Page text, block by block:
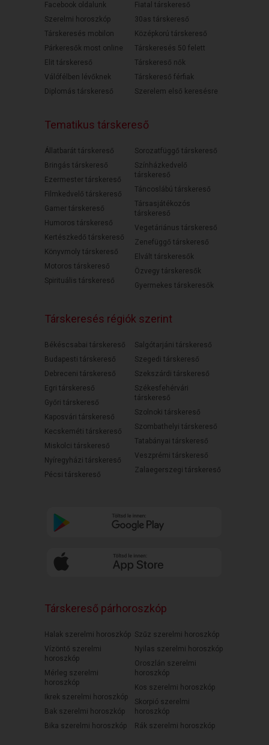
Facebook oldalunk
Szerelmi horoszkóp
Társkeresés mobilon
Párkeresők most online
Elit társkereső
Válófélben lévőknek
Diplomás társkereső
Fiatal társkereső
30as társkereső
Középkorú társkereső
Társkeresés 50 felett
Társkereső nők
Társkereső férfiak
Szerelem első keresésre
Tematikus társkereső
Állatbarát társkereső
Bringás társkereső
Ezermester társkereső
Filmkedvelő társkereső
Gamer társkereső
Humoros társkereső
Kertészkedő társkereső
Könyvmoly társkereső
Motoros társkereső
Spirituális társkereső
Sorozatfüggő társkereső
Színházkedvelő
társkereső
Táncoslábú társkereső
Társasjátékozós
társkereső
Vegetáriánus társkereső
Zenefüggő társkereső
Elvált társkeresők
Özvegy társkeresők
Gyermekes társkeresők
Társkeresés régiók szerint
Békéscsabai társkereső
Budapesti társkereső
Debreceni társkereső
Egri társkereső
Győri társkereső
Kaposvári társkereső
Kecskeméti társkereső
Miskolci társkereső
Nyíregyházi társkereső
Pécsi társkereső
Salgótarjáni társkereső
Szegedi társkereső
Szekszárdi társkereső
Székesfehérvári
társkereső
Szolnoki társkereső
Szombathelyi társkereső
Tatabányai társkereső
Veszprémi társkereső
Zalaegerszegi társkereső
Társkereső párhoroszkóp
Halak szerelmi horoszkóp
Vízöntő szerelmi
horoszkóp
Mérleg szerelmi
horoszkóp
Ikrek szerelmi horoszkóp
Bak szerelmi horoszkóp
Bika szerelmi horoszkóp
Szűz szerelmi horoszkóp
Nyilas szerelmi horoszkóp
Oroszlán szerelmi
horoszkóp
Kos szerelmi horoszkóp
Skorpió szerelmi
horoszkóp
Rák szerelmi horoszkóp